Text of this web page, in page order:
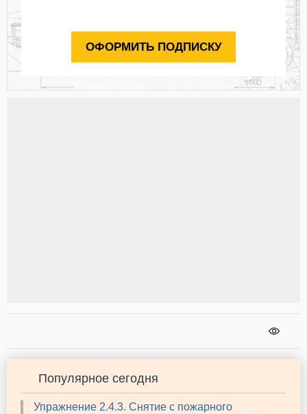
ОФОРМИТЬ ПОДПИСКУ
Популярное сегодня
Упражнение 2.4.3. Снятие с пожарного